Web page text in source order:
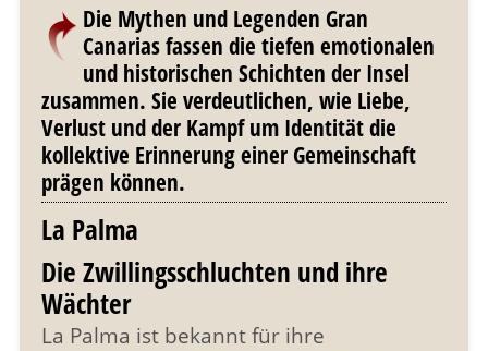
Die Mythen und Legenden Gran
Canarias fassen die tiefen emotionalen
und historischen Schichten der Insel
zusammen. Sie verdeutlichen, wie Liebe,
Verlust und der Kampf um Identität die
kollektive Erinnerung einer Gemeinschaft
prägen können.
La Palma
Die Zwillingsschluchten und ihre
Wächter
La Palma ist bekannt für ihre